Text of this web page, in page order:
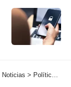
Noticias > Política